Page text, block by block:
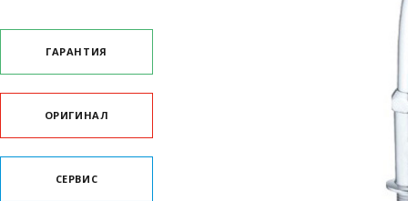
ГАРАНТИЯ
ОРИГИНАЛ
СЕРВИС